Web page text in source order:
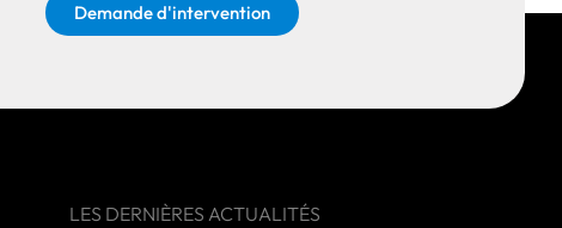
Demande d'intervention
LES DERNIÈRES ACTUALITÉS